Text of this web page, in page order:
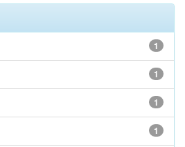
1
1
1
1